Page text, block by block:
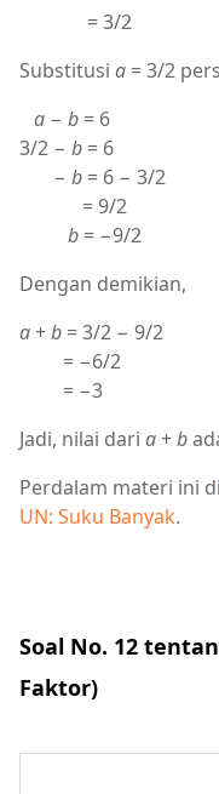
= 3/2
Substitusi a = 3/2
a − b = 6
3/2 − b = 6
− b = 6 − 3/2
= 9/2
b = −9/2
Dengan demikian,
a+b = 3/2 − 9/2
= −6/2
= −3
Jadi, nilai dari a+b
Perdalam materi ini di
UN: Suku Banyak.
Soal No. 12
Faktor)